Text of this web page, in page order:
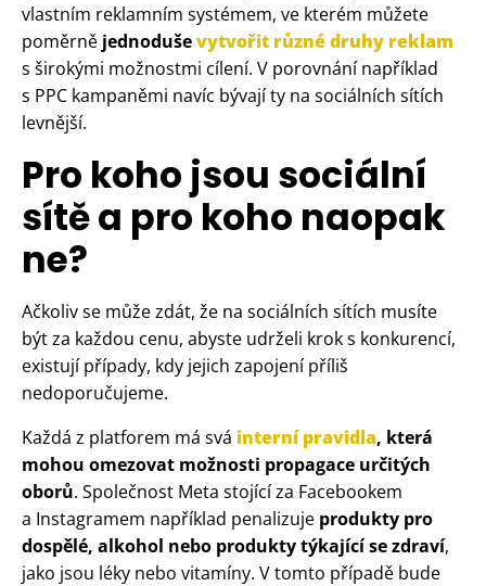
vlastním reklamním systémem, ve kterém můžete
poměrně jednoduševytvořit různé druhy reklam
s širokými možnostmi cílení. V porovnání například
s PPC kampaněmi navíc bývají ty na sociálních sítích
levnější.
Pro koho jsou sociální
sítě a pro koho naopak
ne?
Ačkoliv se může zdát, že na sociálních sítích musíte
být za každou cenu, abyste udrželi krok s konkurencí,
existují případy, kdy jejich zapojení příliš
nedoporučujeme.
Každá z platforem má svá interní pravidla, která
mohou omezovat možnosti propagace určitých
oborů. Společnost Meta stojící za Facebookem
a Instagramem například penalizuje produkty pro
dospělé, alkohol nebo produkty týkající se zdraví,
jako jsou léky nebo vitamíny. V tomto případě bude